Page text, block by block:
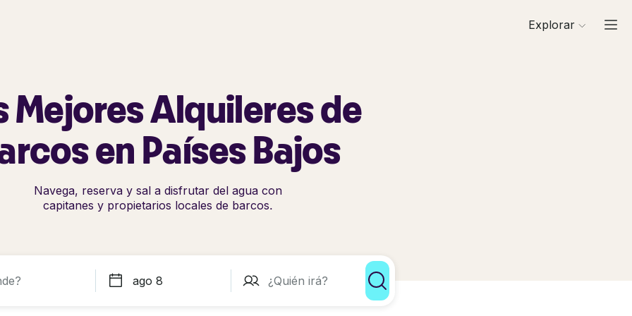
Explorar
Mejores Alquileres de
en Países Bajos
Navega, reserva y sal a disfrutar del agua con
capitanes y propietarios locales de barcos.